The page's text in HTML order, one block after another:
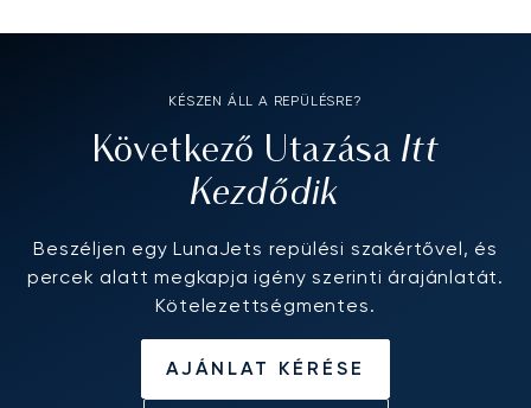
KÉSZEN ÁLL A REPÜLÉSRE?
Következő Utazása Itt
Kezdődik
Beszéljen egy LunaJets repülési szakértővel, és
percek alatt megkapja igény szerinti árajánlatát.
Kötelezettségmentes.
AJÁNLAT KÉRÉSE